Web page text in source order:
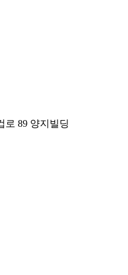
로 89 양지빌딩